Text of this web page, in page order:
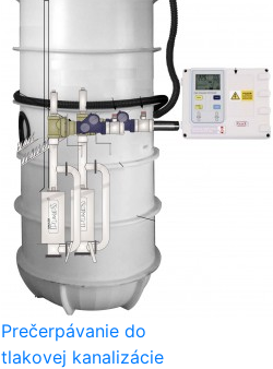
Prečerpávanie do
tlakovej kanalizácie